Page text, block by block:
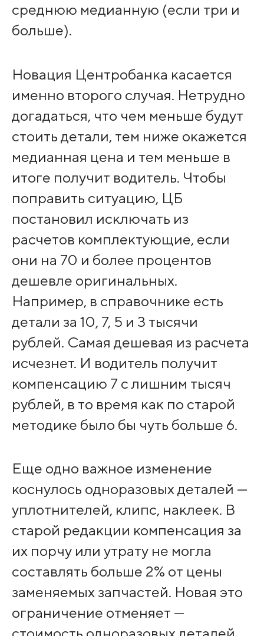
среднюю медианную (если три и
больше).
Новация Центробанка касается
именно второго случая. Нетрудно
догадаться, что чем меньше будут
стоить детали, тем ниже окажется
медианная цена и тем меньше в
итоге получит водитель. Чтобы
поправить ситуацию, ЦБ
постановил исключать из
расчетов комплектующие, если
они на 70 и более процентов
дешевле оригинальных.
Например, в справочнике есть
детали за 10, 7, 5 и 3 тысячи
рублей. Самая дешевая из расчета
исчезнет. И водитель получит
компенсацию 7 с лишним тысяч
рублей, в то время как по старой
методике было бы чуть больше 6.
Еще одно важное изменение
коснулось одноразовых деталей —
уплотнителей, клипс, наклеек. В
старой редакции компенсация за
их порчу или утрату не могла
составлять больше 2% от цены
заменяемых запчастей. Новая это
ограничение отменяет —